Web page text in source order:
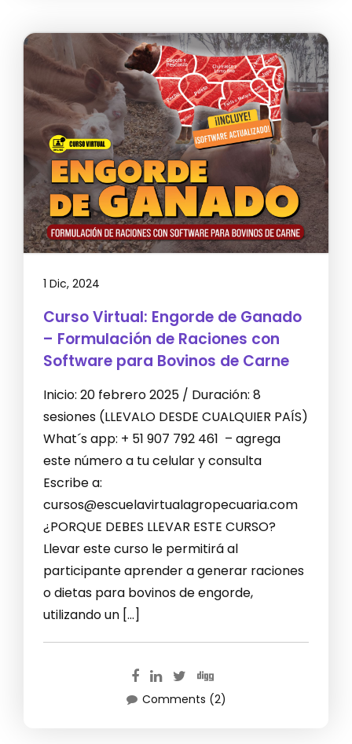
1 Dic, 2024
Curso Virtual: Engorde de Ganado
– Formulación de Raciones con
Software para Bovinos de Carne
Inicio: 20 febrero 2025 / Duración: 8
sesiones (LLEVALO DESDE CUALQUIER PAÍS)
What´s app: + 51 907 792 461 – agrega
este número a tu celular y consulta
Escribe a:
cursos@escuelavirtualagropecuaria.com
¿PORQUE DEBES LLEVAR ESTE CURSO?
Llevar este curso le permitirá al
participante aprender a generar raciones
o dietas para bovinos de engorde,
utilizando un […]
Comments (2)